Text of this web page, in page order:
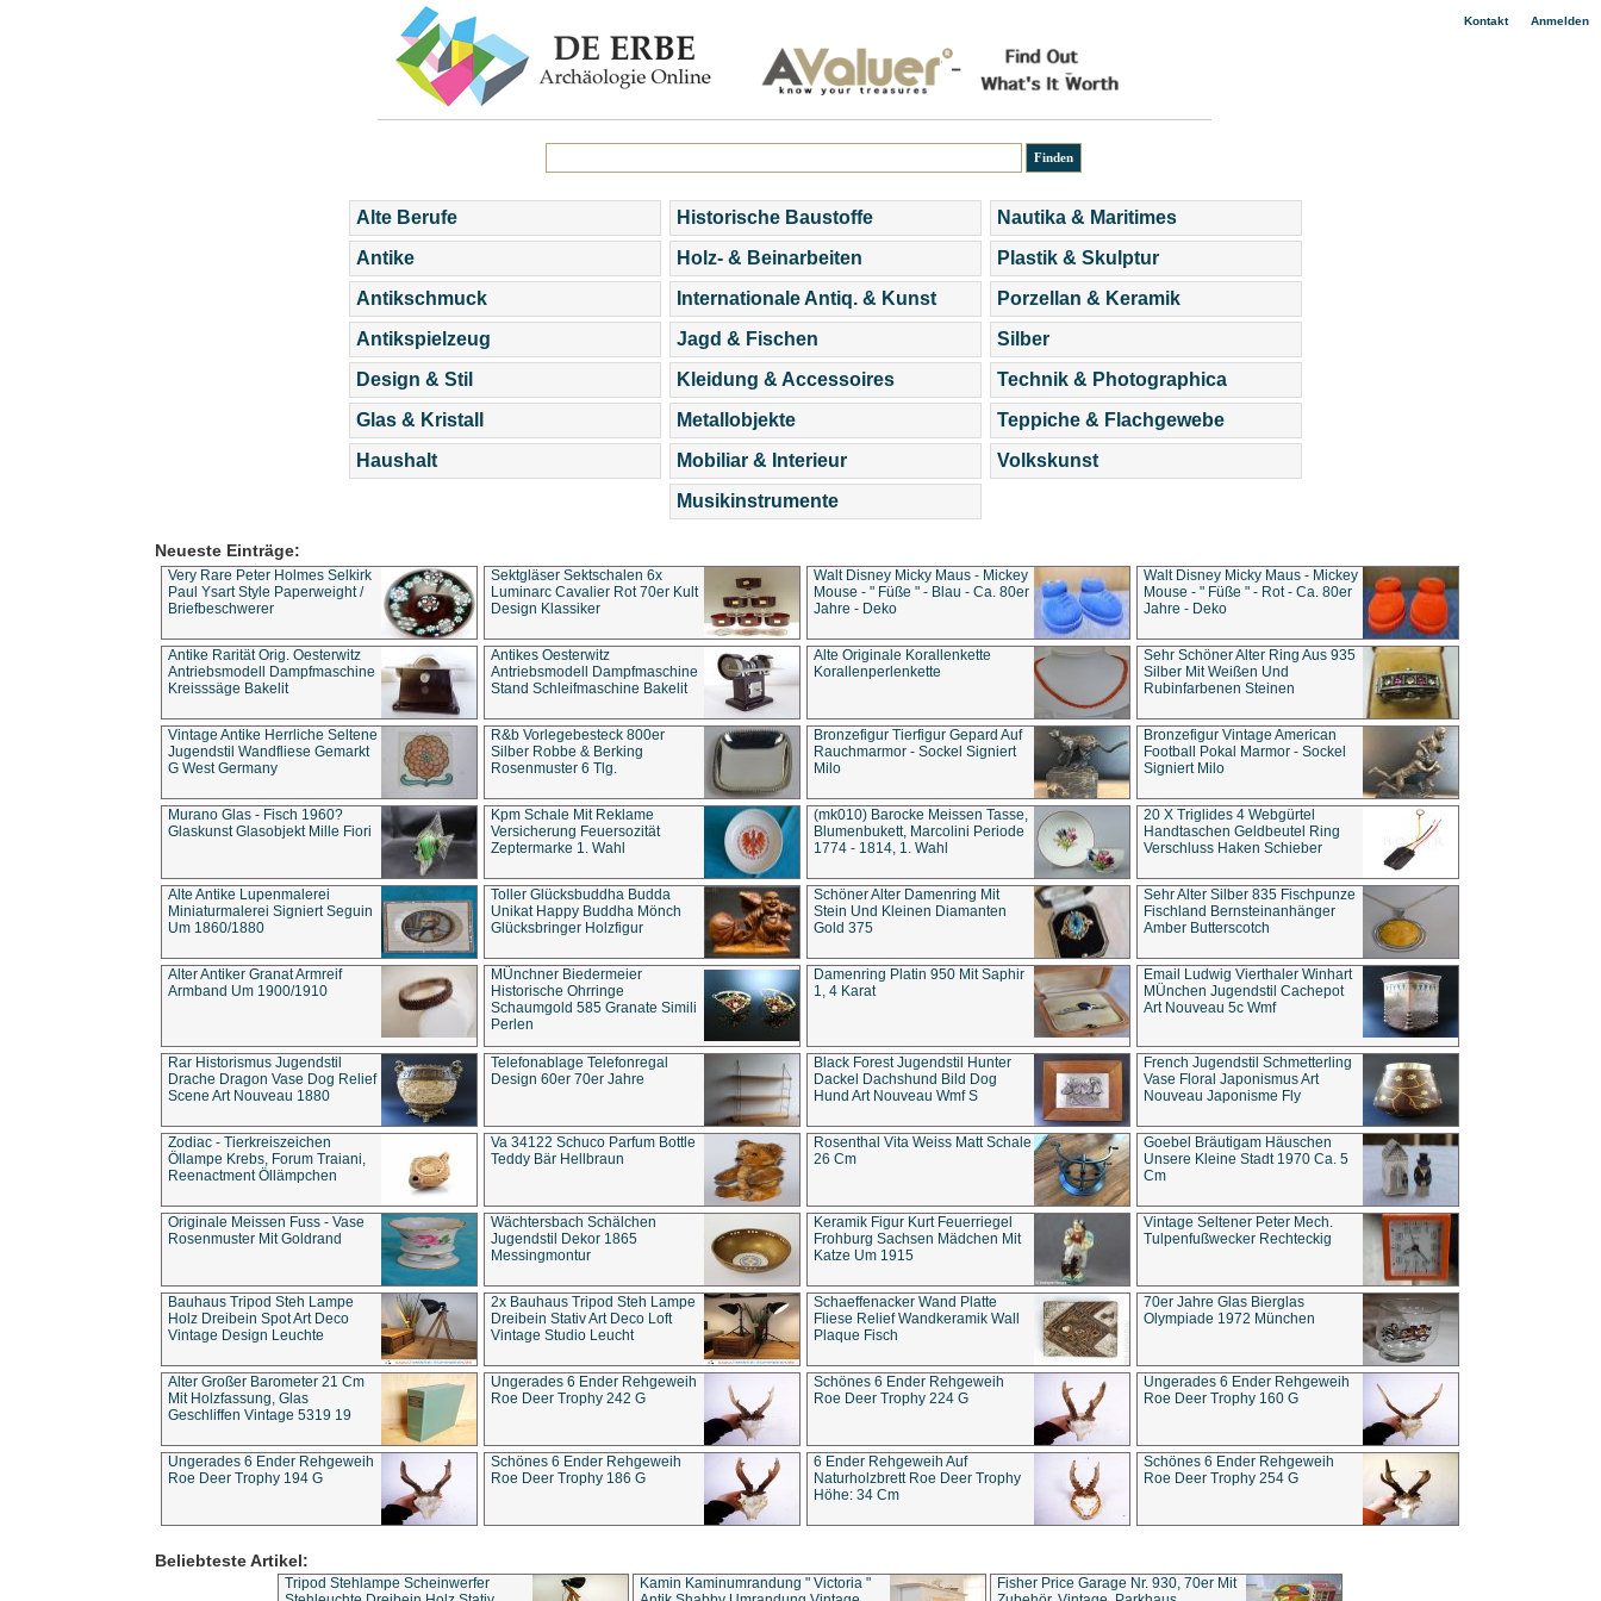
Kontakt| Anmelden
Alte Berufe
Antike
Antikschmuck
Antikspielzeug
Design & Stil
Glas & Kristall
Haushalt
Historische Baustoffe
Holz- & Beinarbeiten
Internationale Antiq. & Kunst
Jagd & Fischen
Kleidung & Accessoires
Metallobjekte
Mobiliar & Interieur
Musikinstrumente
Nautika & Maritimes
Plastik & Skulptur
Porzellan & Keramik
Silber
Technik & Photographica
Teppiche & Flachgewebe
Volkskunst
Neueste Einträge:
Very Rare Peter Holmes Selkirk
Paul Ysart Style Paperweight /
Briefbeschwerer
Sektgläser Sektschalen 6x
Luminarc Cavalier Rot 70er Kult
Design Klassiker
Walt Disney Micky Maus - Mickey
Mouse - " Füße " - Blau - Ca. 80er
Jahre - Deko
Walt Disney Micky Maus - Mickey
Mouse - " Füße " - Rot - Ca. 80er
Jahre - Deko
Antike Rarität Orig. Oesterwitz
Antriebsmodell Dampfmaschine
Kreisssäge Bakelit
Antikes Oesterwitz
Antriebsmodell Dampfmaschine
Stand Schleifmaschine Bakelit
Alte Originale Korallenkette
Korallenperlenkette
Sehr Schöner Alter Ring Aus 935
Silber Mit Weißen Und
Rubinfarbenen Steinen
Vintage Antike Herrliche Seltene
Jugendstil Wandfliese Gemarkt
G West Germany
R&b Vorlegebesteck 800er
Silber Robbe & Berking
Rosenmuster 6 Tlg.
Bronzefigur Tierfigur Gepard Auf
Rauchmarmor - Sockel Signiert
Milo
Bronzefigur Vintage American
Football Pokal Marmor - Sockel
Signiert Milo
Murano Glas - Fisch 1960?
Glaskunst Glasobjekt Mille Fiori
Kpm Schale Mit Reklame
Versicherung Feuersozität
Zeptermarke 1. Wahl
(mk010) Barocke Meissen Tasse,
Blumenbukett, Marcolini Periode
1774 - 1814, 1. Wahl
20 X Triglides 4 Webgürtel
Handtaschen Geldbeutel Ring
Verschluss Haken Schieber
Alte Antike Lupenmalerei
Miniaturmalerei Signiert Seguin
Um 1860/1880
Toller Glücksbuddha Budda
Unikat Happy Buddha Mönch
Glücksbringer Holzfigur
Schöner Alter Damenring Mit
Stein Und Kleinen Diamanten
Gold 375
Sehr Alter Silber 835 Fischpunze
Fischland Bernsteinanhänger
Amber Butterscotch
Alter Antiker Granat Armreif
Armband Um 1900/1910
MÜnchner Biedermeier
Historische Ohrringe
Schaumgold 585 Granate Simili
Perlen
Damenring Platin 950 Mit Saphir
1, 4 Karat
Email Ludwig Vierthaler Winhart
MÜnchen Jugendstil Cachepot
Art Nouveau 5c Wmf
Rar Historismus Jugendstil
Drache Dragon Vase Dog Relief
Scene Art Nouveau 1880
Telefonablage Telefonregal
Design 60er 70er Jahre
Black Forest Jugendstil Hunter
Dackel Dachshund Bild Dog
Hund Art Nouveau Wmf S
French Jugendstil Schmetterling
Vase Floral Japonismus Art
Nouveau Japonisme Fly
Zodiac - Tierkreiszeichen
Öllampe Krebs, Forum Traiani,
Reenactment Öllämpchen
Va 34122 Schuco Parfum Bottle
Teddy Bär Hellbraun
Rosenthal Vita Weiss Matt Schale
26 Cm
Goebel Bräutigam Häuschen
Unsere Kleine Stadt 1970 Ca. 5
Cm
Originale Meissen Fuss - Vase
Rosenmuster Mit Goldrand
Wächtersbach Schälchen
Jugendstil Dekor 1865
Messingmontur
Keramik Figur Kurt Feuerriegel
Frohburg Sachsen Mädchen Mit
Katze Um 1915
Vintage Seltener Peter Mech.
Tulpenfußwecker Rechteckig
Bauhaus Tripod Steh Lampe
Holz Dreibein Spot Art Deco
Vintage Design Leuchte
2x Bauhaus Tripod Steh Lampe
Dreibein Stativ Art Deco Loft
Vintage Studio Leucht
Schaeffenacker Wand Platte
Fliese Relief Wandkeramik Wall
Plaque Fisch
70er Jahre Glas Bierglas
Olympiade 1972 München
Alter Großer Barometer 21 Cm
Mit Holzfassung, Glas
Geschliffen Vintage 5319 19
Ungerades 6 Ender Rehgeweih
Roe Deer Trophy 242 G
Schönes 6 Ender Rehgeweih
Roe Deer Trophy 224 G
Ungerades 6 Ender Rehgeweih
Roe Deer Trophy 160 G
Ungerades 6 Ender Rehgeweih
Roe Deer Trophy 194 G
Schönes 6 Ender Rehgeweih
Roe Deer Trophy 186 G
6 Ender Rehgeweih Auf
Naturholzbrett Roe Deer Trophy
Höhe: 34 Cm
Schönes 6 Ender Rehgeweih
Roe Deer Trophy 254 G
Beliebteste Artikel:
Tripod Stehlampe Scheinwerfer
Kamin Kaminumrandung " Victoria "
Fisher Price Garage Nr. 930, 70er Mit